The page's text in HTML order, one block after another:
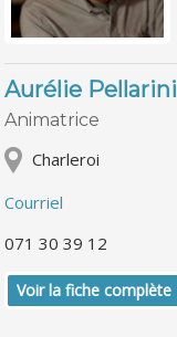
Aurélie Pellarini
Animatrice
Charleroi
Courriel
071 30 39 12
Voir la fiche complète